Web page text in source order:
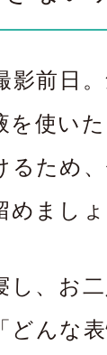
影前日
を使い
るため
ましょ
し、お
どんな